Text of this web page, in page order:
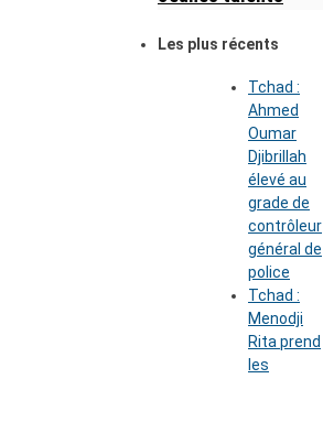
Les plus récents
Tchad :
Ahmed
Oumar
Djibrillah
élevé au
grade de
contrôleur
général de
police
Tchad :
Menodji
Rita prend
les